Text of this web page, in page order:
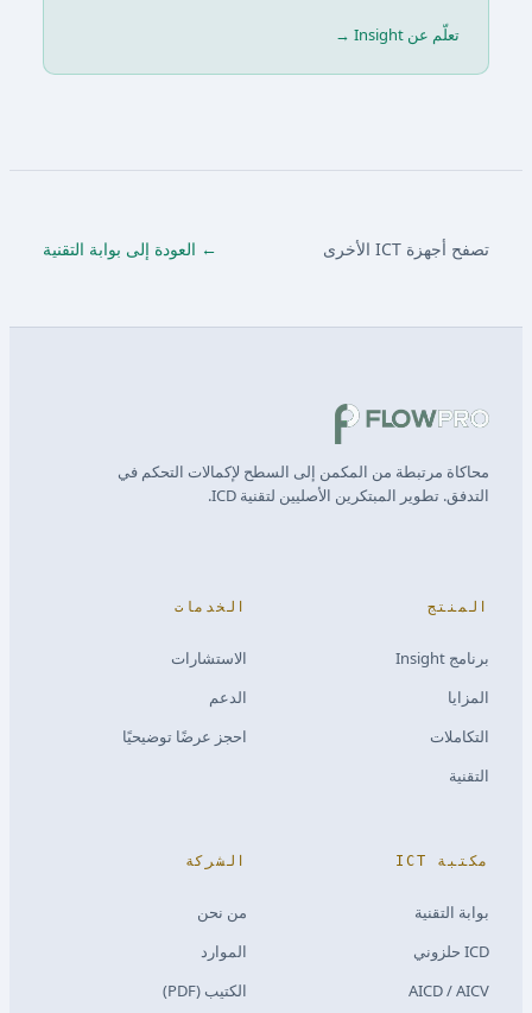
تعلّم عن Insight →
تصفح أجهزة ICT الأخرى ← العودة إلى بوابة التقنية
محاكاة مرتبطة من المكمن إلى السطح لإكمالات التحكم في
التدفق. تطوير المبتكرين الأصليين لتقنية ICD.
المنتج
برنامج Insight
المزايا
التكاملات
التقنية
الخدمات
الاستشارات
الدعم
احجز عرضًا توضيحيًا
مكتبة ICT
بوابة التقنية
ICD حلزوني
AICD / AICV
الشركة
من نحن
الموارد
الكتيب (PDF)